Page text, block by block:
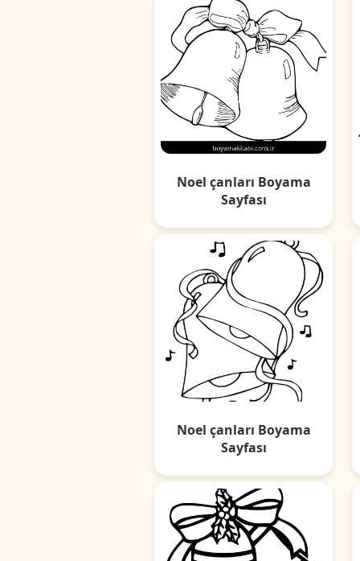
Noel çanları Boyama
Sayfası
Noel çanları Boyama
Sayfası